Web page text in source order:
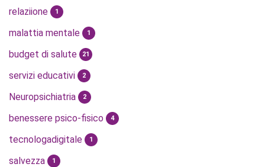
relaziione 1
malattia mentale 1
budget di salute 21
servizi educativi 2
Neuropsichiatria 2
benessere psico-fisico 4
tecnologadigitale 1
salvezza 1